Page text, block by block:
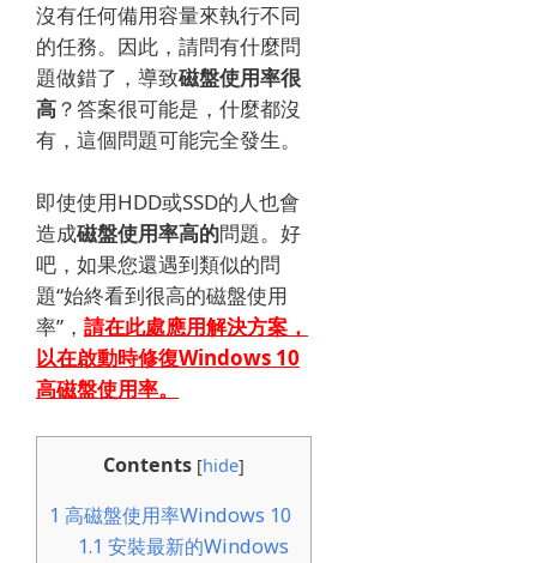
沒有任何備用容量來執行不同
的任務。 因此，請問有什麼問
題做錯了，導致磁盤使用率很
高？答案很可能是，什麼都沒
有，這個問題可能完全發生。
即使使用HDD或SSD的人也會
造成磁盤使用率高的問題。 好
吧，如果您還遇到類似的問
題“始終看到很高的磁盤使用
率”， 請在此處應用解決方案，
以在啟動時修復Windows 10
高磁盤使用率。
Contents [hide]
1 高磁盤使用率Windows 10
1.1 安裝最新的Windows